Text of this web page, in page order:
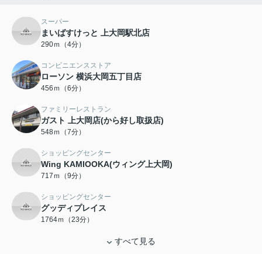
スーパー
まいばすけっと 上大岡駅北店
290ｍ（4分）
コンビニエンスストア
ローソン 横浜大岡五丁目店
456ｍ（6分）
ファミリーレストラン
ガスト 上大岡店(から好し取扱店)
548ｍ（7分）
ショッピングセンター
Wing KAMIOOKA(ウィング上大岡)
717ｍ（9分）
ショッピングセンター
グッディプレイス
1764ｍ（23分）
すべて見る